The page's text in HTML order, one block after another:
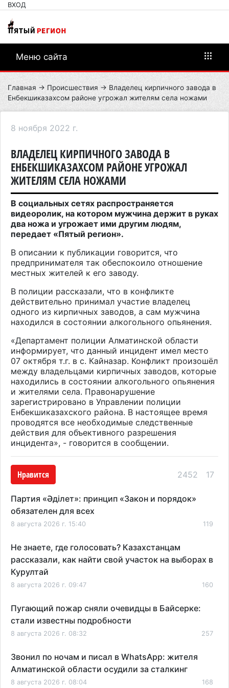
ВХОД
Меню сайта
Главная → Происшествия → Владелец кирпичного завода в
Енбекшиказахсом районе угрожал жителям села ножами
8 ноября 2022 г.
ВЛАДЕЛЕЦ КИРПИЧНОГО ЗАВОДА В
ЕНБЕКШИКАЗАХСОМ РАЙОНЕ УГРОЖАЛ
ЖИТЕЛЯМ СЕЛА НОЖАМИ
В социальных сетях распространяется
видеоролик, на котором мужчина держит в руках
два ножа и угрожает ими другим людям,
передает «Пятый регион».
В описании к публикации говорится, что
предпринимателя так обеспокоило отношение
местных жителей к его заводу.
В полиции рассказали, что в конфликте
действительно принимал участие владелец
одного из кирпичных заводов, а сам мужчина
находился в состоянии алкогольного опьянения.
«Департамент полиции Алматинской области
информирует, что данный инцидент имел место
07 октября т.г. в с. Кайназар. Конфликт произошёл
между владельцами кирпичных заводов, которые
находились в состоянии алкогольного опьянения
и жителями села. Правонарушение
зарегистрировано в Управлении полиции
Енбекшиказахского района. В настоящее время
проводятся все необходимые следственные
действия для объективного разрешения
инцидента», - говорится в сообщении.
Нравится 2452 17
Партия «Әділет»: принцип «Закон и порядок»
обязателен для всех
8 августа 2026 г. 15:40 119
Не знаете, где голосовать? Казахстанцам
рассказали, как найти свой участок на выборах в
Курултай
8 августа 2026 г. 09:47 160
Пугающий пожар сняли очевидцы в Байсерке:
стали известны подробности
8 августа 2026 г. 08:32 257
Звонил по ночам и писал в WhatsApp: жителя
Алматинской области осудили за сталкинг
8 августа 2026 г. 08:04 168